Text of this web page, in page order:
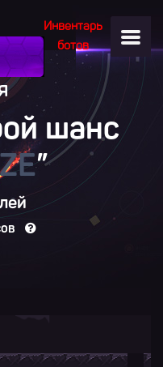
Инвентарь
ботов
шанс
”